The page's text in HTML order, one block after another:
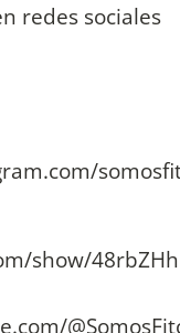
redes sociales
show/